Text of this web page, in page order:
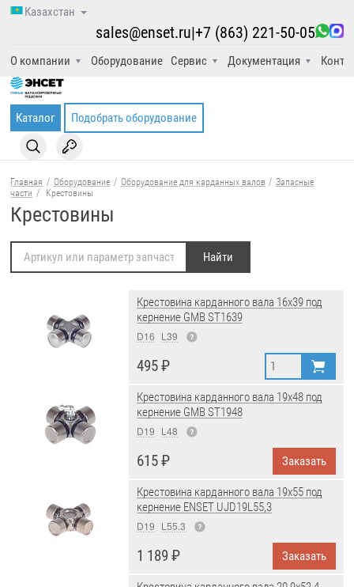
Казахстан
О компании Оборудование Сервис Документация
sales@enset.ru|+7 (863) 221-50-05
Каталог Подобрать оборудование
Главная / Оборудование / Оборудование для карданных валов / Запасные
части / Крестовины
Крестовины
Крестовина карданного вала 16x39 под
кернение GMB ST1639
D16 L39
495 ₽
Крестовина карданного вала 19x48 под
кернение GMB ST1948
D19 L48
615 ₽ Заказать
Крестовина карданного вала 19x55 под
кернение ENSET UJD19L55,3
D19 L55.3
1 189 ₽ Заказать